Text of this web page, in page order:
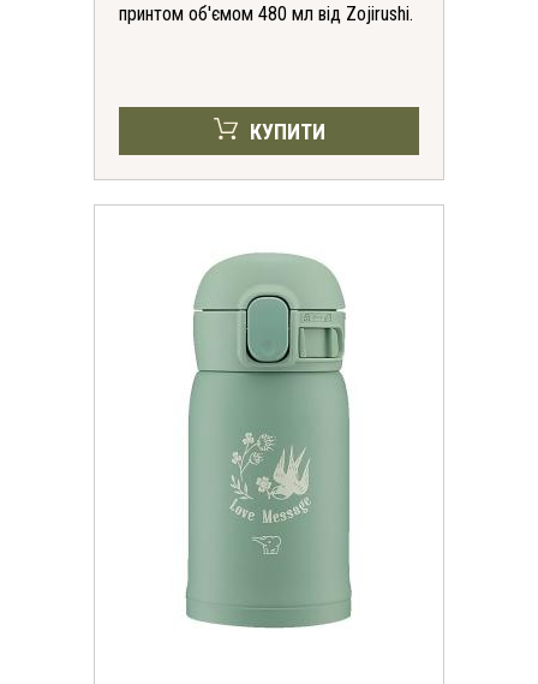
принтом об'ємом 480 мл від Zojirushi.
КУПИТИ